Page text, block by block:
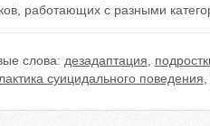
работающих с разными
слова: дезадаптация
суицидального поведения